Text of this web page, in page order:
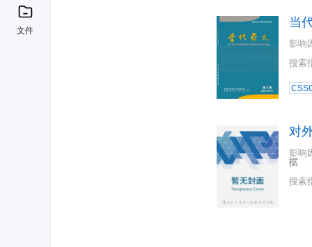
文件
当
影响
搜索
对
影响
据
搜索